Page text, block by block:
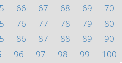
66 67 68 69
70
76 77 78 79
80
86 87 88 89
90
96 97 98 99
100